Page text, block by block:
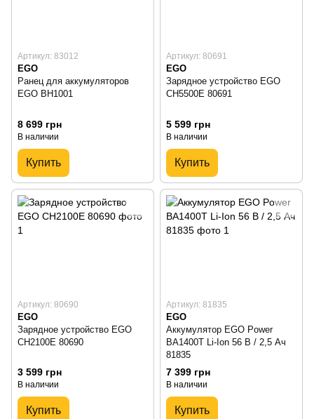
Артикул: 83012
EGO
Ранец для аккумуляторов
EGO BH1001
8 699 грн
В наличии
Купить
Артикул: 80691
EGO
Зарядное устройство EGO
CH5500E 80691
5 599 грн
В наличии
Купить
Артикул: 80690
EGO
Зарядное устройство EGO
CH2100E 80690
3 599 грн
В наличии
Купить
Артикул: 81835
EGO
Аккумулятор EGO Power
BA1400T Li-Ion 56 В / 2,5 Ач
81835
7 399 грн
В наличии
Купить